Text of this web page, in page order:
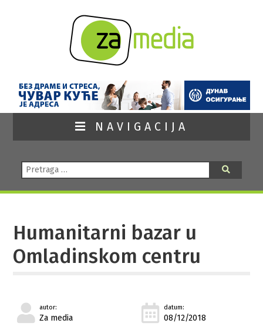
NAVIGACIJA
Pretraga:
Humanitarni bazar u
Omladinskom centru
autor:
Za media
datum:
08/12/2018